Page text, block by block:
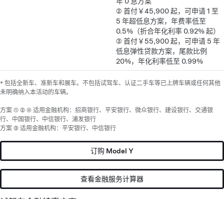
② 首付￥45,900 起，可申请 1 至
5 年超低息方案，年费率低至
0.5%（折合年化利率 0.92% 起）
③ 首付￥55,900 起，可申请 5 年
低息弹性贷款方案，尾款比例
20%，年化利率低至 0.99%
* 包括全新车、准新车和展车。不包括试驾车、认证二手车等已上牌车辆或任何其他
未明确纳入本活动的车辆。
方案 ① ② ④ 适用金融机构：招商银行、平安银行、微众银行、建设银行、交通银
行、中国银行、中信银行、浦发银行
方案 ③ 适用金融机构：平安银行、中信银行
订购 Model Y
查看金融服务计算器